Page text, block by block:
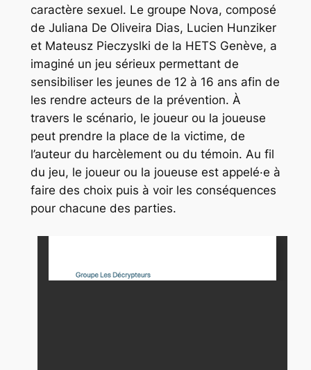
caractère sexuel. Le groupe Nova, composé
de Juliana De Oliveira Dias, Lucien Hunziker
et Mateusz Pieczyslki de la HETS Genève, a
imaginé un jeu sérieux permettant de
sensibiliser les jeunes de 12 à 16 ans afin de
les rendre acteurs de la prévention. À
travers le scénario, le joueur ou la joueuse
peut prendre la place de la victime, de
l’auteur du harcèlement ou du témoin. Au fil
du jeu, le joueur ou la joueuse est appelé·e à
faire des choix puis à voir les conséquences
pour chacune des parties.